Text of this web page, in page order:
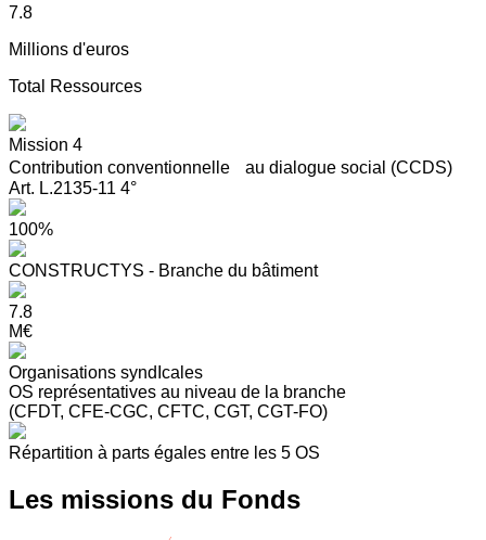
7.8
Millions d'euros
Total Ressources
Mission 4
Contribution conventionnelle au dialogue social (CCDS)
Art. L.2135-11 4°
100%
CONSTRUCTYS - Branche du bâtiment
7.8
M€
Organisations syndIcales
OS représentatives au niveau de la branche
(CFDT, CFE-CGC, CFTC, CGT, CGT-FO)
Répartition à parts égales entre les 5 OS
Les missions du Fonds